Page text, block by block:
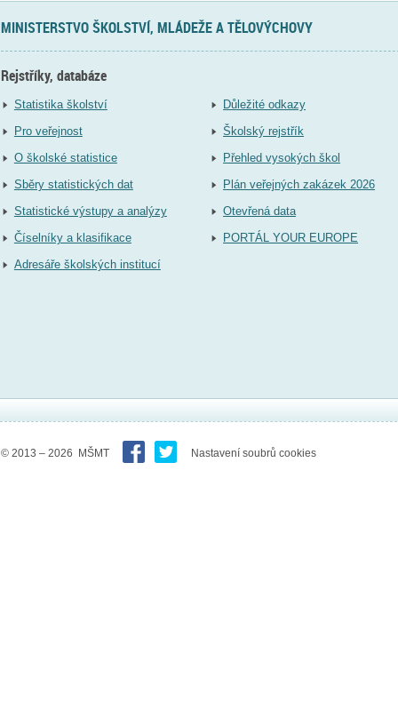
MINISTERSTVO ŠKOLSTVÍ, MLÁDEŽE A TĚLOVÝCHOVY
Rejstříky, databáze
Statistika školství
Pro veřejnost
O školské statistice
Sběry statistických dat
Statistické výstupy a analýzy
Číselníky a klasifikace
Adresáře školských institucí
Důležité odkazy
Školský rejstřík
Přehled vysokých škol
Plán veřejných zakázek 2026
Otevřená data
PORTÁL YOUR EUROPE
© 2013 – 2026 MŠMT Nastavení soubrů cookies